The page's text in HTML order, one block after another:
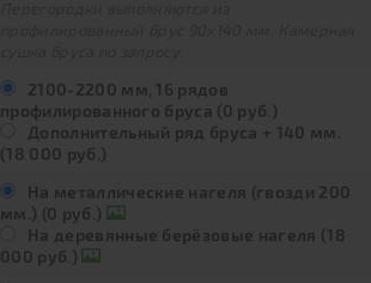
2100-2200 мм, 16 рядов
профилированного бруса (0 руб.)
Дополнительный ряд бруса + 140 мм.
(18 000 руб.)
На металлические нагеля (гвозди 200
мм.) (0 руб.)
На деревянные берёзовые нагеля (18
000 руб.)